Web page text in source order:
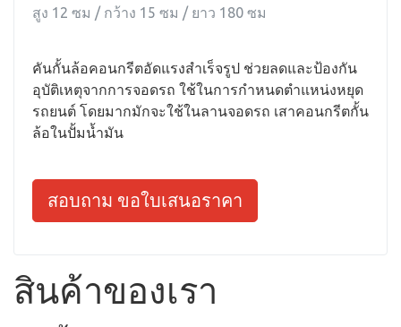
สูง 12 ซม / กว้าง 15 ซม / ยาว 180 ซม
คันกั้นล้อคอนกรีตอัดแรงสำเร็จรูป ช่วยลดและป้องกัน
อุบัติเหตุจากการจอดรถ ใช้ในการกำหนดตำแหน่งหยุด
รถยนต์ โดยมากมักจะใช้ในลานจอดรถ เสาคอนกรีตกั้น
ล้อในปั้มน้ำมัน
สอบถาม ขอใบเสนอราคา
สินค้าของเรา